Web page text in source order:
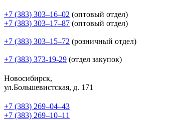
+7 (383) 303‒16‒02 (оптовый отдел)
+7 (383) 303‒17‒87 (оптовый отдел)
+7 (383) 303‒15‒72 (розничный отдел)
+7 (383) 373-19-29 (отдел закупок)
Новосибирск,
ул.Большевистская, д. 171
+7 (383) 269‒04‒43
+7 (383) 269‒10‒11